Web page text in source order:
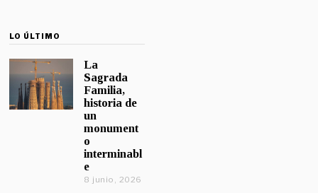
LO ÚLTIMO
La
Sagrada
Familia,
historia de
un
monument
o
interminabl
e
8 junio, 2026